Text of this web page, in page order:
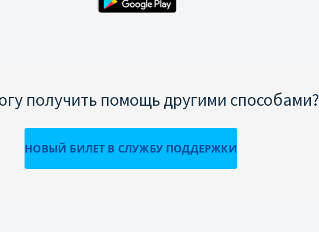
получить помощь другими способами?
НОВЫЙ БИЛЕТ В СЛУЖБУ ПОДДЕРЖКИ